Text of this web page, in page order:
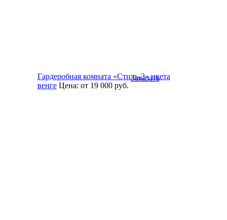
Гардеробная комната «Стиль-2» цвета
венге Цена: от 19 000руб.
Заказать